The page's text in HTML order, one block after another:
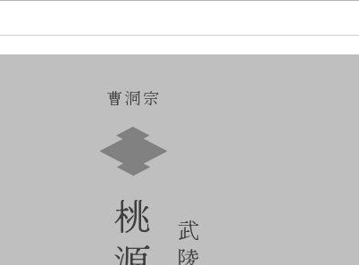
曹洞宗